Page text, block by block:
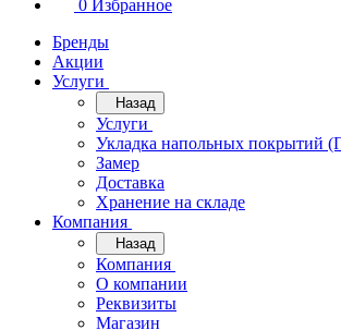
0 Избранное
Бренды
Акции
Услуги
Назад
Услуги
Укладка напольных покрытий
Замер
Доставка
Хранение на складе
Компания
Назад
Компания
О компании
Реквизиты
Магазин